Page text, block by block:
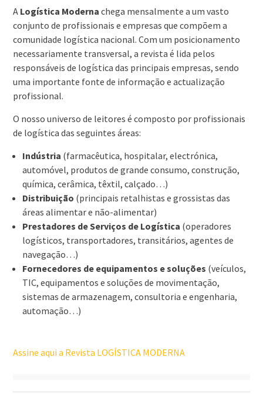
A Logística Moderna chega mensalmente a um vasto
conjunto de profissionais e empresas que compõem a
comunidade logística nacional. Com um posicionamento
necessariamente transversal, a revista é lida pelos
responsáveis de logística das principais empresas, sendo
uma importante fonte de informação e actualização
profissional.
O nosso universo de leitores é composto por profissionais
de logística das seguintes áreas:
Indústria (farmacêutica, hospitalar, electrónica,
automóvel, produtos de grande consumo, construção,
química, cerâmica, têxtil, calçado…)
Distribuição (principais retalhistas e grossistas das
áreas alimentar e não-alimentar)
Prestadores de Serviços de Logística (operadores
logísticos, transportadores, transitários, agentes de
navegação…)
Fornecedores de equipamentos e soluções (veículos,
TIC, equipamentos e soluções de movimentação,
sistemas de armazenagem, consultoria e engenharia,
automação…)
Assine aqui a Revista LOGÍSTICA MODERNA